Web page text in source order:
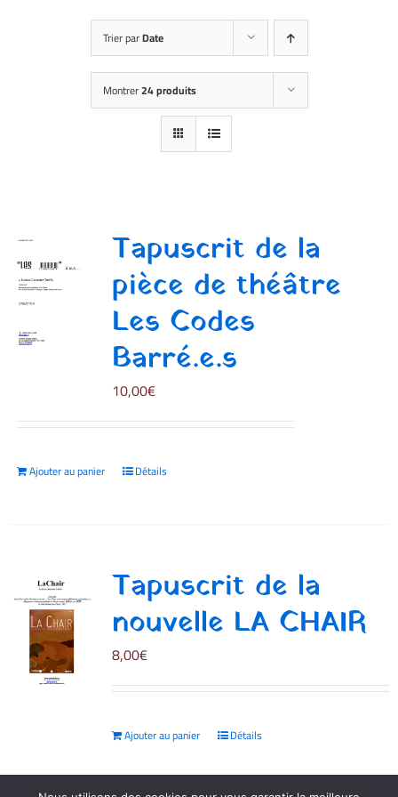
Trier parDate
Montrer24 produits
Tapuscrit de la
pièce de théâtre
Les Codes
Barré.e.s
10,00€
Ajouter au panier Détails
Tapuscrit de la
nouvelle LA CHAIR
8,00€
Ajouter au panier Détails